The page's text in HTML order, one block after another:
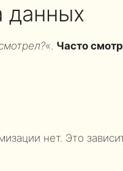
данных
«. Часто
нет. Это